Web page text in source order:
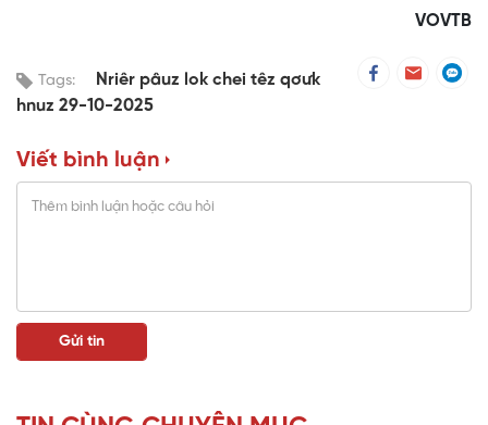
VOVTB
Tags:
Nriêr pâuz lok chei têz qơưk
hnuz 29-10-2025
Viết bình luận